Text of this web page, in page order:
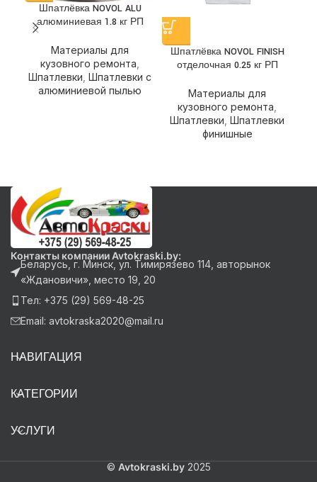
Шпатлёвка NOVOL ALU
алюминиевая 1.8 кг РП
Материалы для
кузовного ремонта
Шпатлевки Шпатлевки с
алюминиевой пылью
Шпатлёвка NOVOL FINISH
отделочная 0.25 кг РП
Материалы для
кузовного ремонта
Шпатлевки Шпатлевки
финишные
Контакты компании Avtokraski.by:
Беларусь, г. Минск, ул. Тимирязево 114, авторынок
«Ждановичи», место 19, 20
Тел: +375 (29) 569-48-25
Email: avtokraska2020@mail.ru
НАВИГАЦИЯ
КАТЕГОРИИ
УСЛУГИ
© Avtokraski.by2025